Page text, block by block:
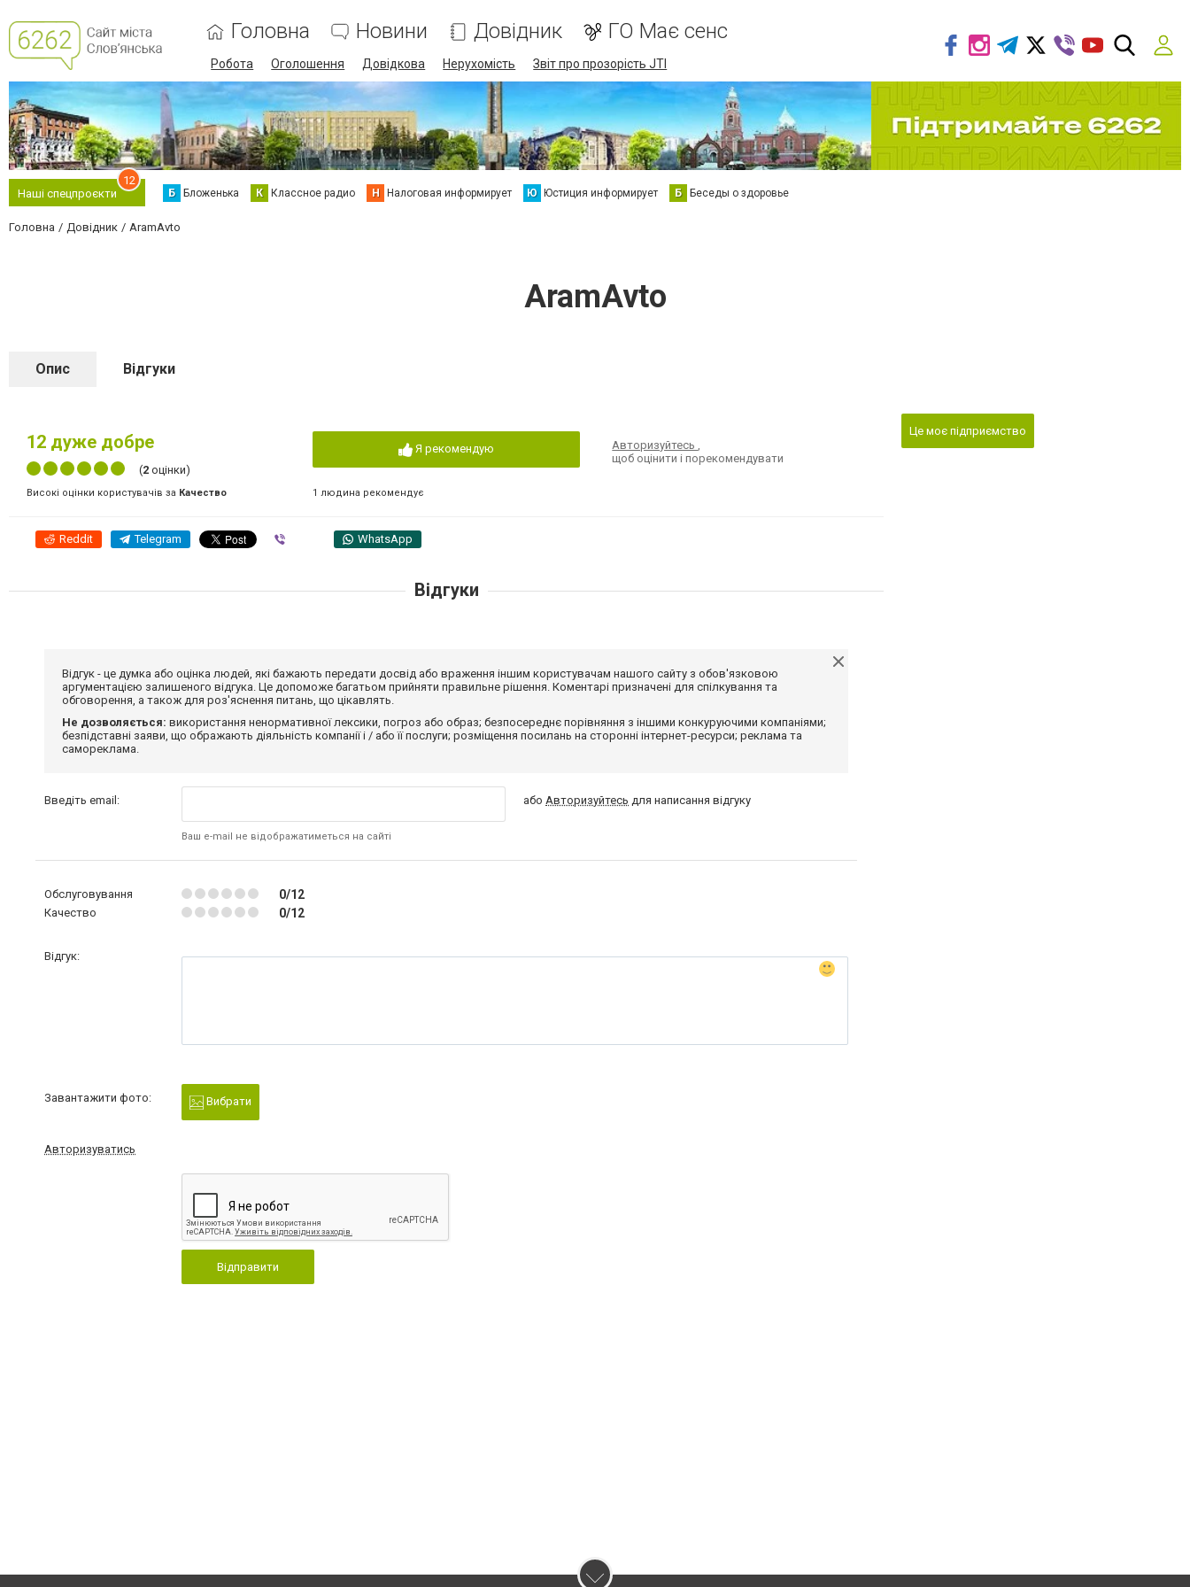
Головна Новини Довідник ГО Має сенс
Робота Оголошення Довідкова Нерухомість Звіт про прозорість JTI
Наші спецпроєкти
12
Б Бложенька К Классное радио Н Налоговая информирует Ю Юстиция информирует Б Беседы о здоровье
Головна Довідник AramAvto
AramAvto
Опис Відгуки
12 дуже добре
(2 оцінки)
Високі оцінки користувачів за Качество
Я рекомендую
1 людина рекомендує
Авторизуйтесь,
щоб оцінити і порекомендувати
Reddit Telegram WhatsApp
Це моє підприємство
Відгуки
Відгук - це думка або оцінка людей, які бажають передати досвід або враження іншим користувачам нашого сайту з обов'язковою
аргументацією залишеного відгука. Це допоможе багатьом прийняти правильне рішення. Коментарі призначені для спілкування та
обговорення, а також для роз'яснення питань, що цікавлять.
Не дозволяється: використання ненормативної лексики, погроз або образ; безпосереднє порівняння з іншими конкуруючими компаніями;
безпідставні заяви, що ображають діяльність компанії і / або її послуги; розміщення посилань на сторонні інтернет-ресурси; реклама та
самореклама.
Введіть email:
Ваш e-mail не відображатиметься на сайті
абоАвторизуйтесь для написання відгуку
Обслуговування 0/12
Качество 0/12
Відгук:
Завантажити фото: Вибрати
Авторизуватись
Відправити